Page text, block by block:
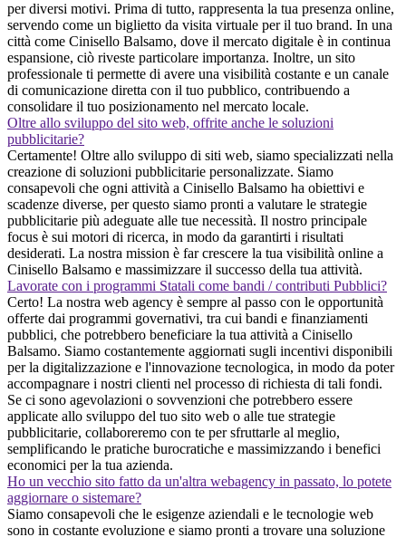
per diversi motivi. Prima di tutto, rappresenta la tua presenza online,
servendo come un biglietto da visita virtuale per il tuo brand. In una
città come Cinisello Balsamo, dove il mercato digitale è in continua
espansione, ciò riveste particolare importanza. Inoltre, un sito
professionale ti permette di avere una visibilità costante e un canale
di comunicazione diretta con il tuo pubblico, contribuendo a
consolidare il tuo posizionamento nel mercato locale.
Oltre allo sviluppo del sito web, offrite anche le soluzioni
pubblicitarie?
Certamente! Oltre allo sviluppo di siti web, siamo specializzati nella
creazione di soluzioni pubblicitarie personalizzate. Siamo
consapevoli che ogni attività a Cinisello Balsamo ha obiettivi e
scadenze diverse, per questo siamo pronti a valutare le strategie
pubblicitarie più adeguate alle tue necessità. Il nostro principale
focus è sui motori di ricerca, in modo da garantirti i risultati
desiderati. La nostra mission è far crescere la tua visibilità online a
Cinisello Balsamo e massimizzare il successo della tua attività.
Lavorate con i programmi Statali come bandi / contributi Pubblici?
Certo! La nostra web agency è sempre al passo con le opportunità
offerte dai programmi governativi, tra cui bandi e finanziamenti
pubblici, che potrebbero beneficiare la tua attività a Cinisello
Balsamo. Siamo costantemente aggiornati sugli incentivi disponibili
per la digitalizzazione e l'innovazione tecnologica, in modo da poter
accompagnare i nostri clienti nel processo di richiesta di tali fondi.
Se ci sono agevolazioni o sovvenzioni che potrebbero essere
applicate allo sviluppo del tuo sito web o alle tue strategie
pubblicitarie, collaboreremo con te per sfruttarle al meglio,
semplificando le pratiche burocratiche e massimizzando i benefici
economici per la tua azienda.
Ho un vecchio sito fatto da un'altra webagency in passato, lo potete
aggiornare o sistemare?
Siamo consapevoli che le esigenze aziendali e le tecnologie web
sono in costante evoluzione e siamo pronti a trovare una soluzione